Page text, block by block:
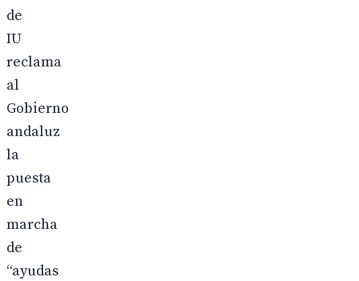
de
IU
reclama
al
Gobierno
andaluz
la
puesta
en
marcha
de
“ayudas